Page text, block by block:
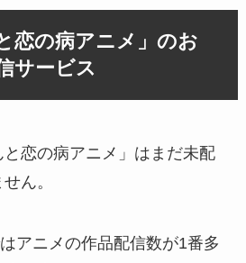
恋の病アニメ」のお
サービス
恋の病アニメ」はまだ未配
ん。
アニメの作品配信数が1番多